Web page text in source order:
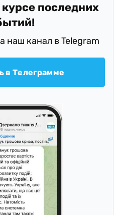
последних
наш канал в Telegram
в Телеграмме